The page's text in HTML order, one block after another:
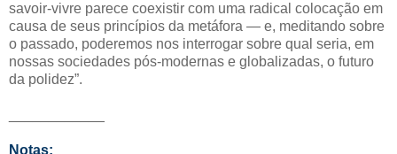
savoir-vivre parece coexistir com uma radical colocação em
causa de seus princípios da metáfora — e, meditando sobre
o passado, poderemos nos interrogar sobre qual seria, em
nossas sociedades pós-modernas e globalizadas, o futuro
da polidez”.
Notas: